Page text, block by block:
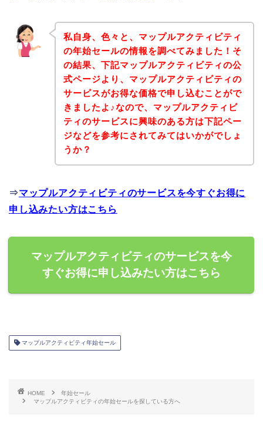
私自身、色々と、マップルアクティビティ
の年始セールの情報を調べてみました！そ
の結果、下記マップルアクティビティの公
式ページより、マップルアクティビティの
サービスがお得な価格で申し込むことがで
きましたよ♪なので、マップルアクティビ
ティのサービスに興味のある方は下記ペー
ジなどを参考にされてみてはいかがでしょ
うか？
⇒マップルアクティビティのサービスを今すぐお得に
申し込みたい方はこちら
マップルアクティビティのサービスを今
すぐお得に申し込みたい方はこちら
マップルアクティビティ年始セール
HOME
年始セール
マップルアクティビティの年始セールを探している方へ